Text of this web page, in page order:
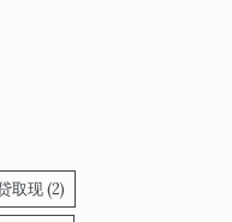
取现(2)